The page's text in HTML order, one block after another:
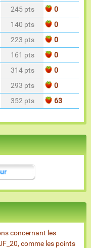
245 pts
0
140 pts
0
223 pts
0
161 pts
0
314 pts
0
293 pts
0
352 pts 63
concernant les
comme les points